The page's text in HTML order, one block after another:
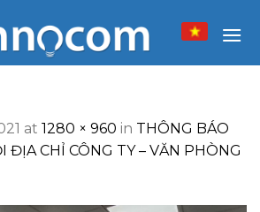
at 1280 × 960 in THÔNG BÁO
ĐỊA CHỈ CÔNG TY – VĂN PHÒNG